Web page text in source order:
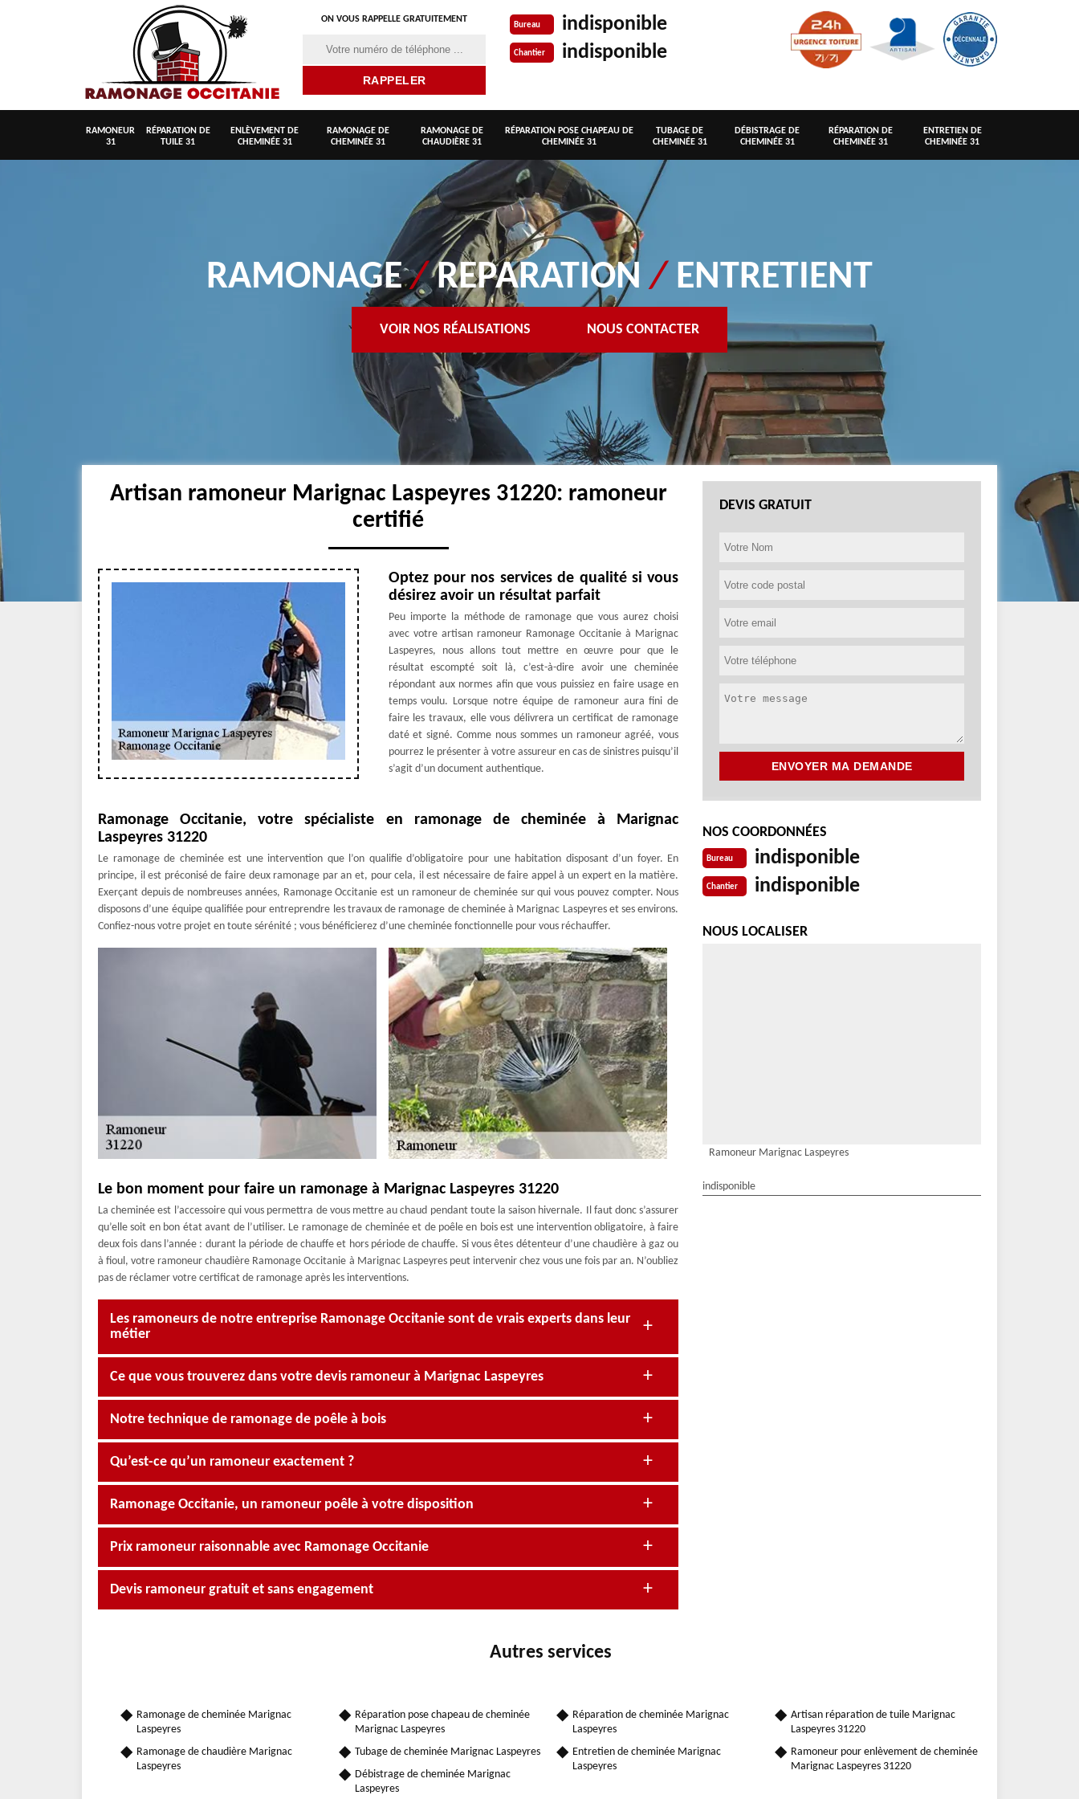
ON VOUS RAPPELLE GRATUITEMENT
Bureau indisponible
Chantier indisponible
RAMONEUR
31
RÉPARATION DE
TUILE 31
ENLÈVEMENT DE
CHEMINÉE 31
RAMONAGE DE
CHEMINÉE 31
RAMONAGE DE
CHAUDIÈRE 31
RÉPARATION POSE CHAPEAU DE
CHEMINÉE 31
TUBAGE DE
CHEMINÉE 31
DÉBISTRAGE DE
CHEMINÉE 31
RÉPARATION DE
CHEMINÉE 31
ENTRETIEN DE
CHEMINÉE 31
RAMONAGE/REPARATION/ ENTRETIENT
VOIR NOS RÉALISATIONS NOUS CONTACTER
Artisan ramoneur Marignac Laspeyres 31220: ramoneur
certifié
Optez pour nos services de qualité si vous
désirez avoir un résultat parfait
Peu importe la méthode de ramonage que vous aurez choisi
avec votre artisan ramoneur Ramonage Occitanie à Marignac
Laspeyres, nous allons tout mettre en œuvre pour que le
résultat escompté soit là, c’est-à-dire avoir une cheminée
répondant aux normes afin que vous puissiez en faire usage en
temps voulu. Lorsque notre équipe de ramoneur aura fini de
faire les travaux, elle vous délivrera un certificat de ramonage
daté et signé. Comme nous sommes un ramoneur agréé, vous
pourrez le présenter à votre assureur en cas de sinistres puisqu’il
s’agit d’un document authentique.
Ramonage Occitanie, votre spécialiste en ramonage de cheminée à Marignac
Laspeyres 31220
Le ramonage de cheminée est une intervention que l’on qualifie d’obligatoire pour une habitation disposant d’un foyer. En
principe, il est préconisé de faire deux ramonage par an et, pour cela, il est nécessaire de faire appel à un expert en la matière.
Exerçant depuis de nombreuses années, Ramonage Occitanie est un ramoneur de cheminée sur qui vous pouvez compter. Nous
disposons d’une équipe qualifiée pour entreprendre les travaux de ramonage de cheminée à Marignac Laspeyres et ses environs.
Confiez-nous votre projet en toute sérénité ; vous bénéficierez d’une cheminée fonctionnelle pour vous réchauffer.
Le bon moment pour faire un ramonage à Marignac Laspeyres 31220
La cheminée est l’accessoire qui vous permettra de vous mettre au chaud pendant toute la saison hivernale. Il faut donc s’assurer
qu’elle soit en bon état avant de l’utiliser. Le ramonage de cheminée et de poêle en bois est une intervention obligatoire, à faire
deux fois dans l’année : durant la période de chauffe et hors période de chauffe. Si vous êtes détenteur d’une chaudière à gaz ou
à fioul, votre ramoneur chaudière Ramonage Occitanie à Marignac Laspeyres peut intervenir chez vous une fois par an. N’oubliez
pas de réclamer votre certificat de ramonage après les interventions.
Les ramoneurs de notre entreprise Ramonage Occitanie sont de vrais experts dans leur
métier
Ce que vous trouverez dans votre devis ramoneur à Marignac Laspeyres
Notre technique de ramonage de poêle à bois
Qu’est-ce qu’un ramoneur exactement ?
Ramonage Occitanie, un ramoneur poêle à votre disposition
Prix ramoneur raisonnable avec Ramonage Occitanie
Devis ramoneur gratuit et sans engagement
DEVIS GRATUIT
NOS COORDONNÉES
Bureau indisponible
Chantier indisponible
NOUS LOCALISER
Ramoneur Marignac Laspeyres
indisponible
Autres services
Ramonage de cheminée Marignac
Laspeyres
Ramonage de chaudière Marignac
Laspeyres
Réparation pose chapeau de cheminée
Marignac Laspeyres
Tubage de cheminée Marignac Laspeyres
Débistrage de cheminée Marignac
Laspeyres
Réparation de cheminée Marignac
Laspeyres
Entretien de cheminée Marignac
Laspeyres
Artisan réparation de tuile Marignac
Laspeyres 31220
Ramoneur pour enlèvement de cheminée
Marignac Laspeyres 31220